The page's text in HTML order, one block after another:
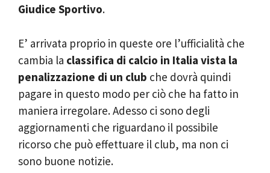
Giudice Sportivo.
E’ arrivata proprio in queste ore l’ufficialità che
cambia la classifica di calcio in Italia vista la
penalizzazione di un club che dovrà quindi
pagare in questo modo per ciò che ha fatto in
maniera irregolare. Adesso ci sono degli
aggiornamenti che riguardano il possibile
ricorso che può effettuare il club, ma non ci
sono buone notizie.